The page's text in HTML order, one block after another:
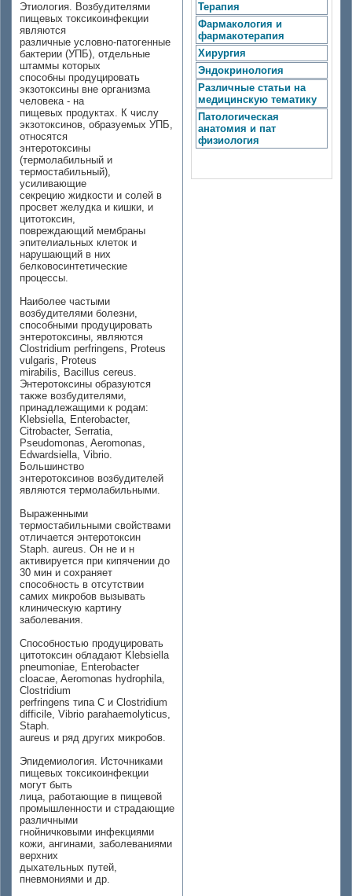
Этиология. Возбудителями
пищевых токсикоинфекции
являются
различные условно-патогенные
бактерии (УПБ), отдельные
штаммы которых
способны продуцировать
экзотоксины вне организма
человека - на
пищевых продуктах. К числу
экзотоксинов, образуемых УПБ,
относятся
энтеротоксины
(термолабильный и
термостабильный),
усиливающие
секрецию жидкости и солей в
просвет желудка и кишки, и
цитотоксин,
повреждающий мембраны
эпителиальных клеток и
нарушающий в них
белковосинтетические
процессы.
Наиболее частыми
возбудителями болезни,
способными продуцировать
энтеротоксины, являются
Clostridium perfringens, Proteus
vulgaris, Proteus
mirabilis, Bacillus cereus.
Энтеротоксины образуются
также возбудителями,
принадлежащими к родам:
Klebsiella, Enterobacter,
Citrobacter, Serratia,
Pseudomonas, Aeromonas,
Edwardsiella, Vibrio.
Большинство
энтеротоксинов возбудителей
являются термолабильными.
Выраженными
термостабильными свойствами
отличается энтеротоксин
Staph. aureus. Он не и н
активируется при кипячении до
30 мин и сохраняет
способность в отсутствии
самих микробов вызывать
клиническую картину
заболевания.
Способностью продуцировать
цитотоксин обладают Klebsiella
pneumoniae, Enterobacter
cloacae, Aeromonas hydrophila,
Clostridium
perfringens типа С и Clostridium
difficile, Vibrio parahaemolyticus,
Staph.
aureus и ряд других микробов.
Эпидемиология. Источниками
пищевых токсикоинфекции
могут быть
лица, работающие в пищевой
промышленности и страдающие
различными
гнойничковыми инфекциями
кожи, ангинами, заболеваниями
верхних
дыхательных путей,
пневмониями и др.
Терапия
Фармакология и
фармакотерапия
Хирургия
Эндокринология
Различные статьи на
медицинскую тематику
Патологическая
анатомия и пат
физиология